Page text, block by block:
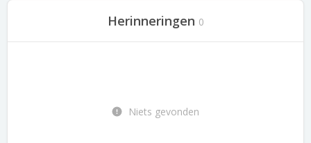
Herinneringen 0
Niets gevonden